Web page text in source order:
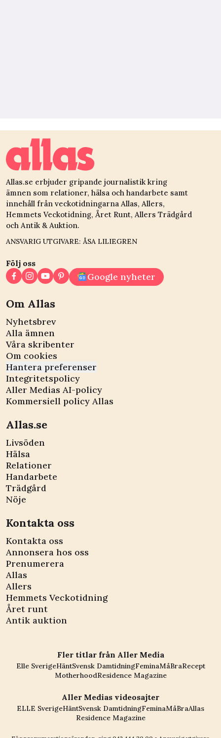
Allas.se erbjuder gripande journalistik kring
ämnen som relationer, hälsa och handarbete samt
innehåll från veckotidningarna Allas, Allers,
Hemmets Veckotidning, Året Runt, Allers Trädgård
och Antik & Auktion.
ANSVARIG UTGIVARE: ÅSA LILIEGREN
Följ oss
Google nyheter
Om Allas
Nyhetsbrev
Alla ämnen
Våra skribenter
Om cookies
Hantera preferenser
Integritetspolicy
Aller Medias AI-policy
Kommersiell policy Allas
Allas.se
Livsöden
Hälsa
Relationer
Handarbete
Trädgård
Nöje
Kontakta oss
Kontakta oss
Annonsera hos oss
Prenumerera
Allas
Allers
Hemmets Veckotidning
Året runt
Antik auktion
Fler titlar från Aller Media
Elle SverigeHäntSvensk DamtidningFeminaMåBraRecept
MotherhoodResidence Magazine
Aller Medias videosajter
ELLE SverigeHäntSvensk DamtidningFeminaMåBraAllas
Residence Magazine